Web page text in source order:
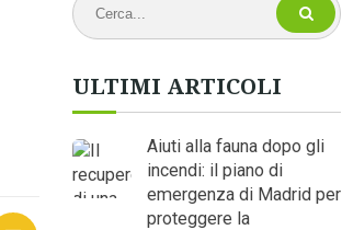
ULTIMI ARTICOLI
Aiuti alla fauna dopo gli
incendi: il piano di
emergenza di Madrid per
proteggere la